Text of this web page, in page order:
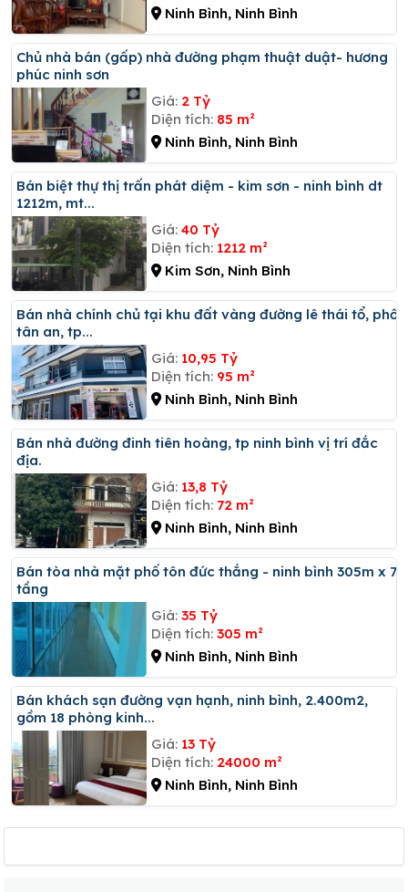
Ninh Bình, Ninh Bình
chủ nhà bán (gấp) nhà đường phạm thuật duật- hương
phúc ninh sơn
Giá: 2 Tỷ
Diện tích: 85 m²
Ninh Bình, Ninh Bình
Bán biệt thự thị trấn phát diệm - kim sơn - ninh bình dt
1212m, mt...
Giá: 40 Tỷ
Diện tích: 1212 m²
Kim Sơn, Ninh Bình
Bán nhà chính chủ tại khu đất vàng đường lê thái tổ, phố
tân an, tp...
Giá: 10,95 Tỷ
Diện tích: 95 m²
Ninh Bình, Ninh Bình
Bán nhà đường đinh tiên hoàng, tp ninh bình vị trí đắc
địa.
Giá: 13,8 Tỷ
Diện tích: 72 m²
Ninh Bình, Ninh Bình
Bán tòa nhà mặt phố tôn đức thắng - ninh bình 305m x 7
tầng
Giá: 35 Tỷ
Diện tích: 305 m²
Ninh Bình, Ninh Bình
Bán khách sạn đường vạn hạnh, ninh bình, 2.400m2,
gồm 18 phòng kinh...
Giá: 13 Tỷ
Diện tích: 24000 m²
Ninh Bình, Ninh Bình